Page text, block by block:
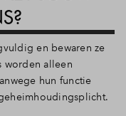
en bewaren ze
worden alleen
hun functie